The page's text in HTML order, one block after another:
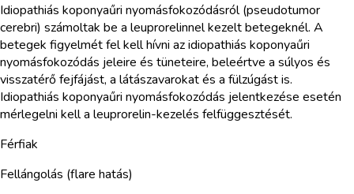
Idiopathiás koponyaűri nyomásfokozódásról (pseudotumor
cerebri) számoltak be a leuprorelinnel kezelt betegeknél. A
betegek figyelmét fel kell hívni az idiopathiás koponyaűri
nyomásfokozódás jeleire és tüneteire, beleértve a súlyos és
visszatérő fejfájást, a látászavarokat és a fülzúgást is.
Idiopathiás koponyaűri nyomásfokozódás jelentkezése esetén
mérlegelni kell a leuprorelin-kezelés felfüggesztését.
Férfiak
Fellángolás (flare hatás)